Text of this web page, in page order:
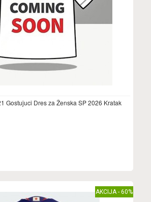
Gostujuci Dres za Ženska SP 2026 Kratak
AKCIJA - 60%